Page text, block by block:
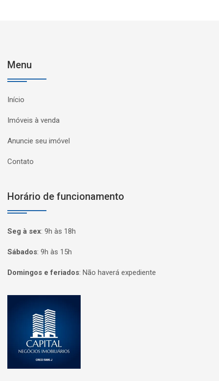
Menu
Início
Imóveis à venda
Anuncie seu imóvel
Contato
Horário de funcionamento
Seg à sex: 9h às 18h
Sábados: 9h às 15h
Domingos e feriados: Não haverá expediente